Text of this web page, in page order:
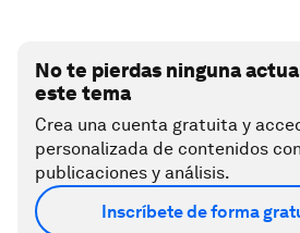
No te pierdas ninguna
este tema
Crea una cuenta gratuita y
personalizada de contenidos
publicaciones y análisis.
Inscríbete de forma